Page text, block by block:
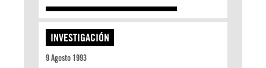
INVESTIGACIÓN
9 Agosto 1993